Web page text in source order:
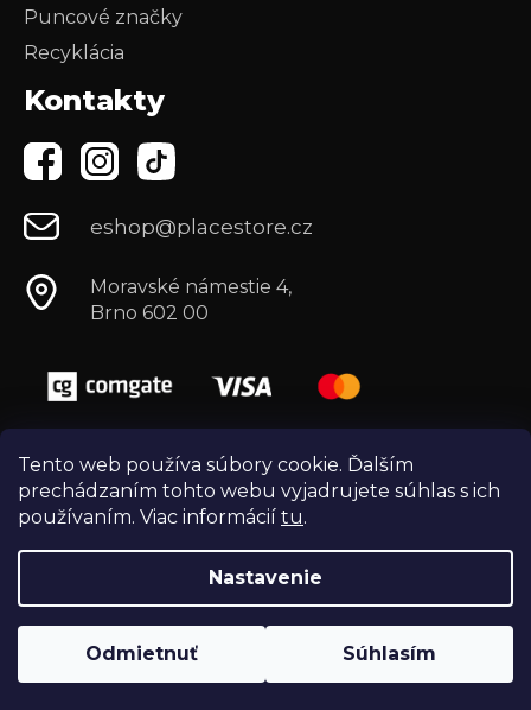
Tento web používa súbory cookie. Ďalším
prechádzaním tohto webu vyjadrujete súhlas s ich
používaním. Viac informácií tu.
Nastavenie
Odmietnuť Súhlasím
Puncové značky
Recyklácia
Kontakty
eshop@placestore.cz
Moravské námestie 4,
Brno 602 00
Vytvoril Shoptet
Copyright 2026Môj e-shop. Všetky práva
VytvořiliWebotvůrci